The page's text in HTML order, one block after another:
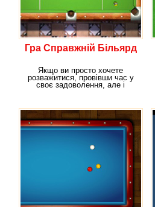
Гра Справжній Більярд
Якщо ви просто хочете
розважитися, провівши час у
своє задоволення, але і